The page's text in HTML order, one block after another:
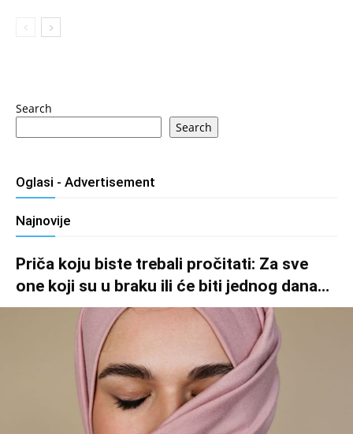
Search
Search
Oglasi - Advertisement
Najnovije
Priča koju biste trebali pročitati: Za sve
one koji su u braku ili će biti jednog dana…